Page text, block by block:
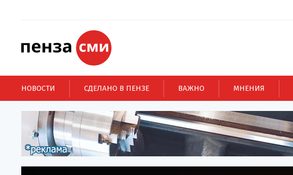
НОВОСТИ СДЕЛАНО В ПЕНЗЕ ВАЖНО МНЕНИЯ